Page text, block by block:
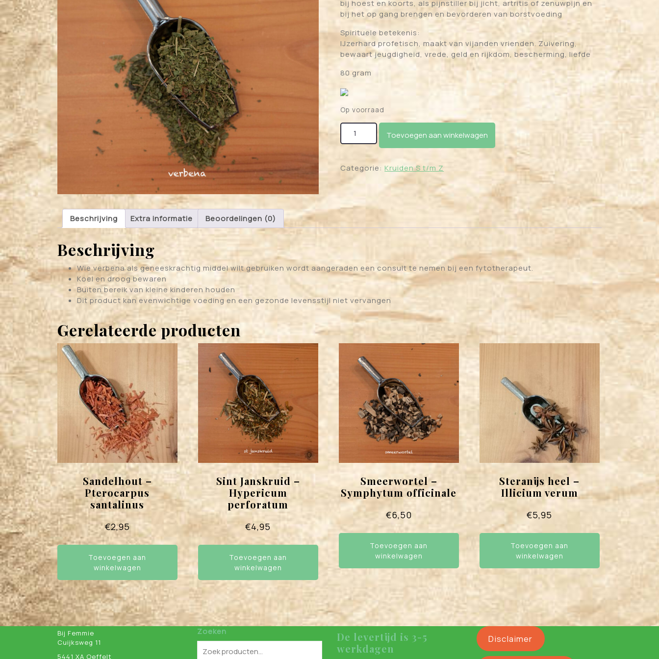
bij hoest en koorts, als pijnstiller bij jicht, artritis of zenuwpijn en
bij het op gang brengen en bevorderen van borstvoeding
Spirituele betekenis:
IJzerhard profetisch, maakt van vijanden vrienden. Zuivering,
bewaart jeugdigheid, vrede, geld en rijkdom, bescherming, liefde
80 gram
Op voorraad
Verbena - IJzerkruid aantal
Toevoegen aan winkelwagen
Categorie:Kruiden S t/m Z
Beschrijving Extra informatie Beoordelingen (0)
Beschrijving
Wie verbena als geneeskrachtig middel wilt gebruiken wordt aangeraden een consult te nemen bij een fytotherapeut.
Koel en droog bewaren
Buiten bereik van kleine kinderen houden
Dit product kan evenwichtige voeding en een gezonde levensstijl niet vervangen
Gerelateerde producten
Sandelhout –
Pterocarpus
santalinus
€2,95
Toevoegen aan
winkelwagen
Sint Janskruid –
Hypericum
perforatum
€4,95
Toevoegen aan
winkelwagen
Smeerwortel –
Symphytum officinale
€6,50
Toevoegen aan
winkelwagen
Steranijs heel –
Illicium verum
€5,95
Toevoegen aan
winkelwagen
Bij Femmie
Cuijksweg 11
5441 XA Oeffelt
Zoeken
De levertijd is 3-5
werkdagen
Disclaimer